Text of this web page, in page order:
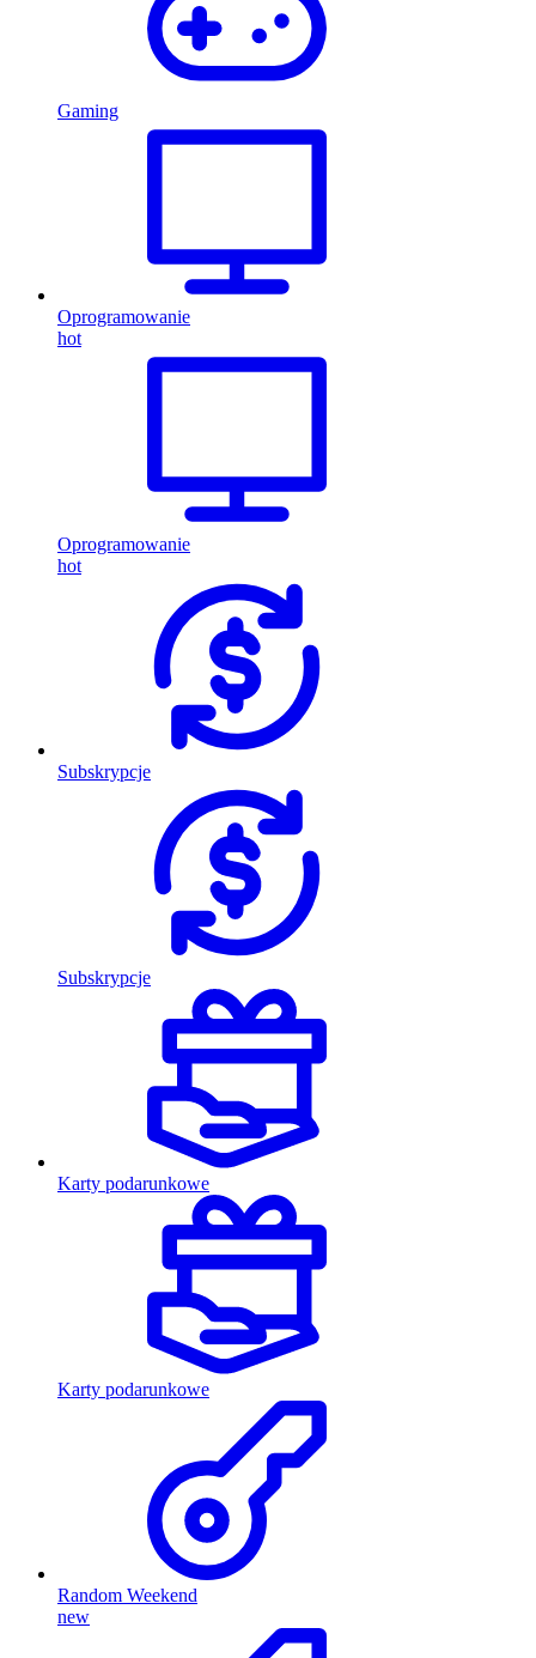
Gaming
Oprogramowanie
hot
Oprogramowanie
hot
Subskrypcje
Subskrypcje
Karty podarunkowe
Karty podarunkowe
Random Weekend
new